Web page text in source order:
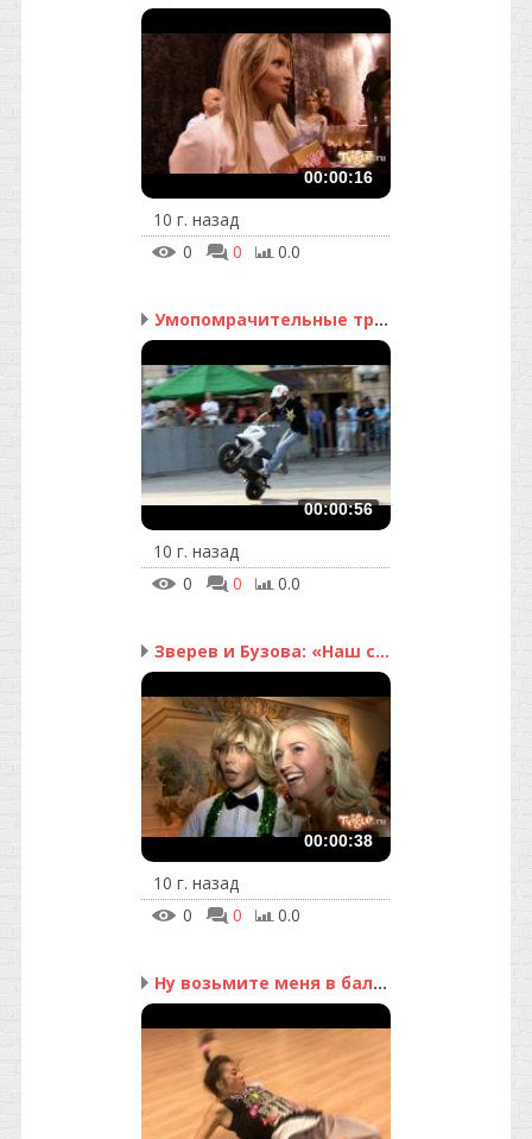
00:00:16
10 г. назад
0
0 0.0
Умопомрачительные трюки
00:00:56
10 г. назад
0
0 0.0
Зверев и Бузова: «Наш с...
00:00:38
10 г. назад
0
0 0.0
Ну возьмите меня в балет!